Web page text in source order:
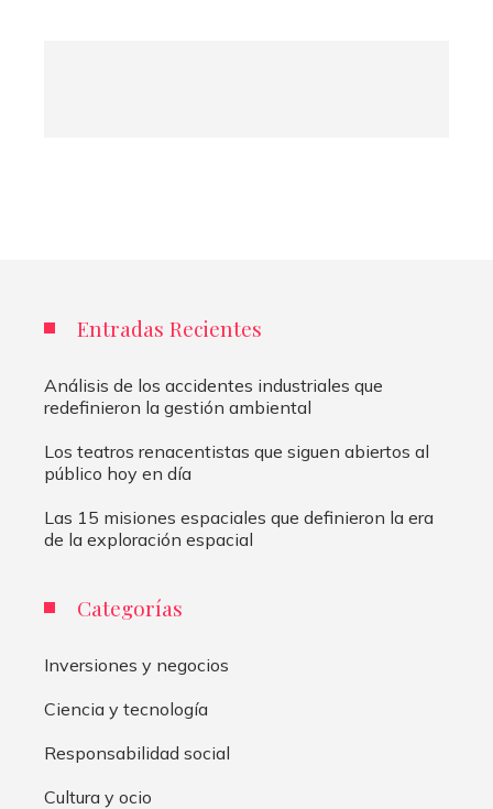
Entradas Recientes
Análisis de los accidentes industriales que
redefinieron la gestión ambiental
Los teatros renacentistas que siguen abiertos al
público hoy en día
Las 15 misiones espaciales que definieron la era
de la exploración espacial
Categorías
Inversiones y negocios
Ciencia y tecnología
Responsabilidad social
Cultura y ocio